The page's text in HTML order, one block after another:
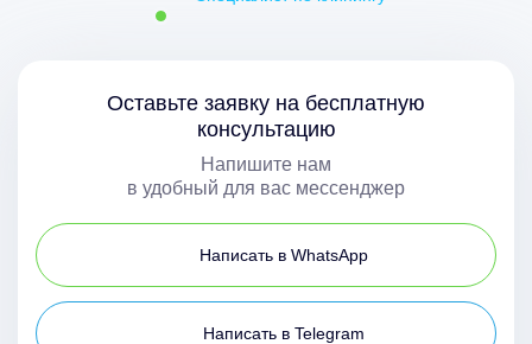
Оставьте заявку на бесплатную
консультацию
Напишите нам
в удобный для вас мессенджер
Написать в WhatsApp
Написать в Telegram